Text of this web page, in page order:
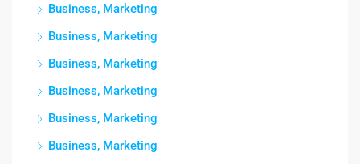
Business, Marketing
Business, Marketing
Business, Marketing
Business, Marketing
Business, Marketing
Business, Marketing